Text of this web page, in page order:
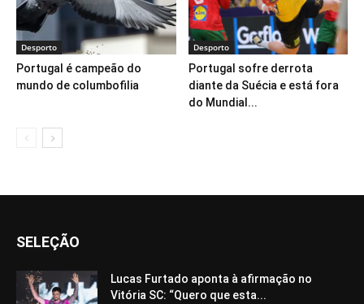
Desporto
Portugal é campeão do
mundo de columbofilia
Desporto
Portugal sofre derrota
diante da Suécia e está fora
do Mundial...
SELEÇÃO
Lucas Furtado aponta à afirmação no
Vitória SC: “Quero que esta...